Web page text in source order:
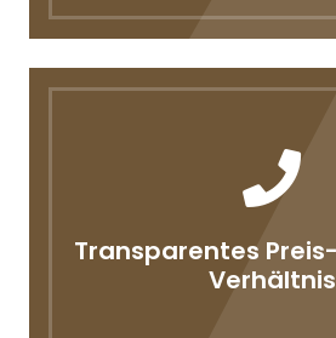
Transparentes
Verhältnis